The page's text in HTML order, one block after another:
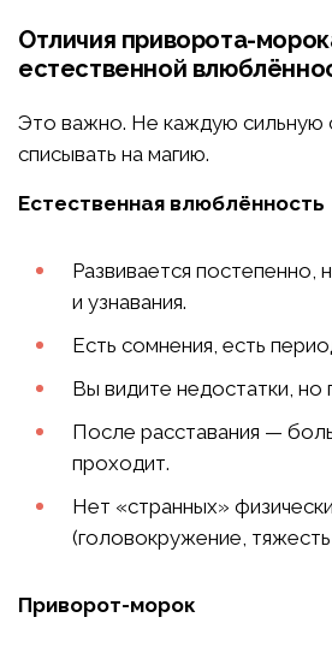
Отличия приворота-
естественной
Это важно. Не каждую сильную
списывать на магию.
Естественная влюблённость
Развивается постепенно,
и узнавания.
Есть сомнения, есть
Вы видите недостатки, но
После расставания —
проходит.
Нет «странных»
(головокружение,
Приворот-морок